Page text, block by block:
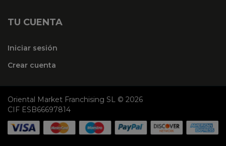
TU CUENTA
Iniciar sesión
Crear cuenta
Oriental Market Franchising SL © 2026
CIF ESB66697814